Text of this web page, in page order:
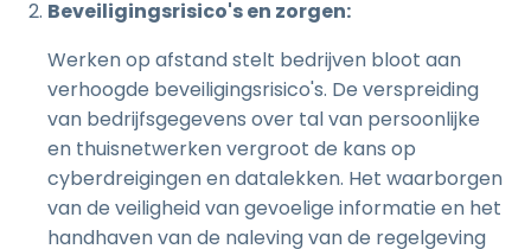
Beveiligingsrisico's en zorgen:
Werken op afstand stelt bedrijven bloot aan
verhoogde beveiligingsrisico's. De verspreiding
van bedrijfsgegevens over tal van persoonlijke
en thuisnetwerken vergroot de kans op
cyberdreigingen en datalekken. Het waarborgen
van de veiligheid van gevoelige informatie en het
handhaven van de naleving van de regelgeving